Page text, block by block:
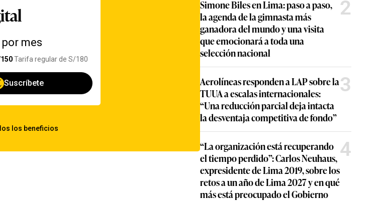
Simone Biles en Lima: paso a paso,
la agenda de la gimnasta más
ganadora del mundo y una visita
que emocionará a toda una
selección nacional
2
Aerolíneas responden a LAP sobre la
TUUA a escalas internacionales:
“Una reducción parcial deja intacta
la desventaja competitiva de fondo”
3
“La organización está recuperando
el tiempo perdido”: Carlos Neuhaus,
expresidente de Lima 2019, sobre los
retos a un año de Lima 2027 y en qué
más está preocupado el Gobierno
4